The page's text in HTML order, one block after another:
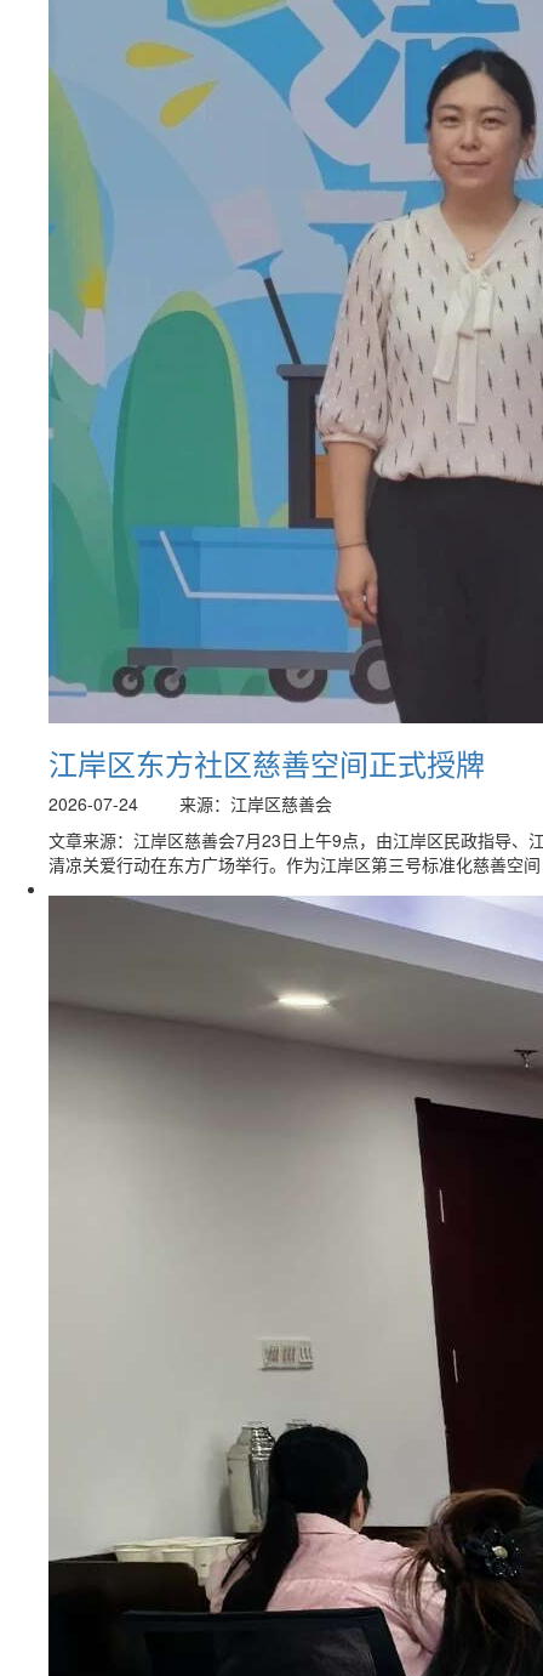
江岸区东方社区慈善空间正式授牌
2026-07-24
来源：江岸区慈善会
文章来源：江岸区慈善会7月23日上午9点，由江岸区民政指导、
清凉关爱行动在东方广场举行。作为江岸区第三号标准化慈善空